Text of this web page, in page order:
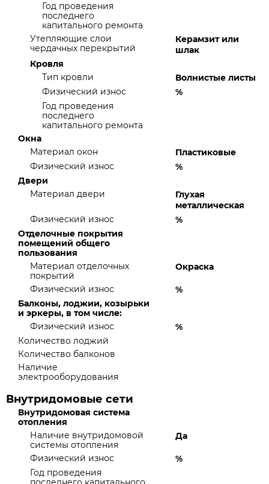
Год проведения
последнего
капитального ремонта
Утепляющие слои
чердачных перекрытий
Керамзит или
шлак
Кровля
Тип кровли
Волнистые листы
Физический износ
%
Год проведения
последнего
капитального ремонта
Окна
Материал окон
Пластиковые
Физический износ
%
Двери
Материал двери
Глухая
металлическая
Физический износ
%
Отделочные покрытия
помещений общего
пользования
Материал отделочных
покрытий
Окраска
Физический износ
%
Балконы, лоджии, козырьки
и эркеры, в том числе:
Физический износ
%
Количество лоджий
Количество балконов
Наличие
электрооборудования
Внутридомовые сети
Внутридомовая система
отопления
Наличие внутридомовой
системы отопления
Да
Физический износ
%
Год проведения